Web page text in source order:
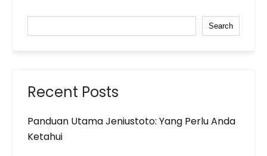
Search
Recent Posts
Panduan Utama Jeniustoto: Yang Perlu Anda
Ketahui